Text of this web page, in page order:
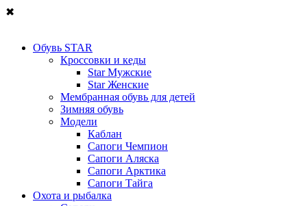
✖
Обувь STAR
Кроссовки и кеды
Star Мужские
Star Женские
Мембранная обувь для детей
Зимняя обувь
Модели
Каблан
Сапоги Чемпион
Сапоги Аляска
Сапоги Арктика
Сапоги Тайга
Охота и рыбалка